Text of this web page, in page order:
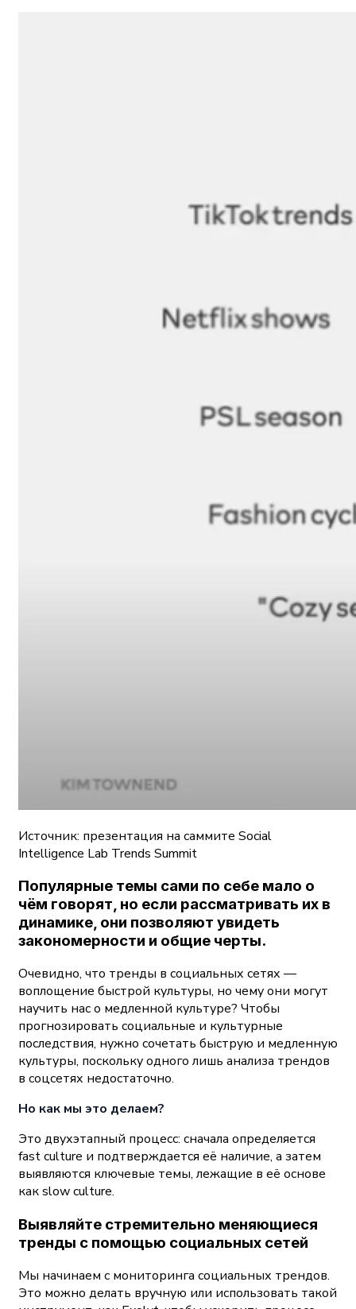
Источник: презентация на саммите Social
Intelligence Lab Trends Summit
Популярные темы сами по себе мало о
чём говорят, но если рассматривать их в
динамике, они позволяют увидеть
закономерности и общие черты.
Очевидно, что тренды в социальных сетях —
воплощение быстрой культуры, но чему они могут
научить нас о медленной культуре? Чтобы
прогнозировать социальные и культурные
последствия, нужно сочетать быструю и медленную
культуры, поскольку одного лишь анализа трендов
в соцсетях недостаточно.
Но как мы это делаем?
Это двухэтапный процесс: сначала определяется
fast culture и подтверждается её наличие, а затем
выявляются ключевые темы, лежащие в её основе
как slow culture.
Выявляйте стремительно меняющиеся
тренды с помощью социальных сетей
Мы начинаем с мониторинга социальных трендов.
Это можно делать вручную или использовать такой